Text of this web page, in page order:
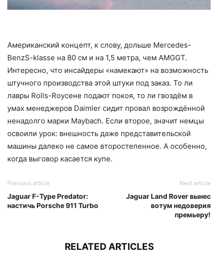
Американский концепт, к слову, дольше Mercedes-
BenzS-klasse на 80 см и на 1,5 метра, чем AMGGT.
Интересно, что инсайдеры «намекают» на возможность
штучного производства этой штуки под заказ. То ли
лавры Rolls-Royceне подают покоя, то ли гвоздём в
умах менеджеров Daimler сидит провал возрождённой
ненадолго марки Maybach. Если второе, значит немцы
освоили урок: внешность даже представительской
машины далеко не самое второстепенное. А особенно,
когда выговор касается купе.
Previous article
Jaguar F-Type Predator:
настичь Porsche 911 Turbo
Next article
Jaguar Land Rover вынес
вотум недоверия
премьеру!
RELATED ARTICLES